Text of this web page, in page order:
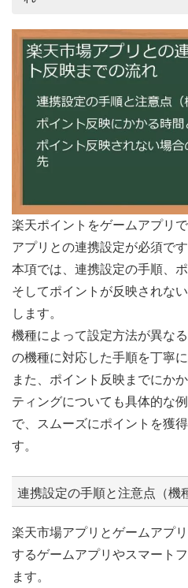
楽天ポイントをゲームアプリ
アプリとの連携設定が必須です
本項では、連携設定の手順、
そしてポイントが反映されな
します。
機種によって設定方法が異な
の機種に対応した手順を丁寧に
また、ポイント反映までにか
ティングについても具体的な
で、スムーズにポイントを獲
す。
連携設定の手順と注意点（機
楽天市場アプリとゲームアプ
するゲームアプリやスマート
ます。